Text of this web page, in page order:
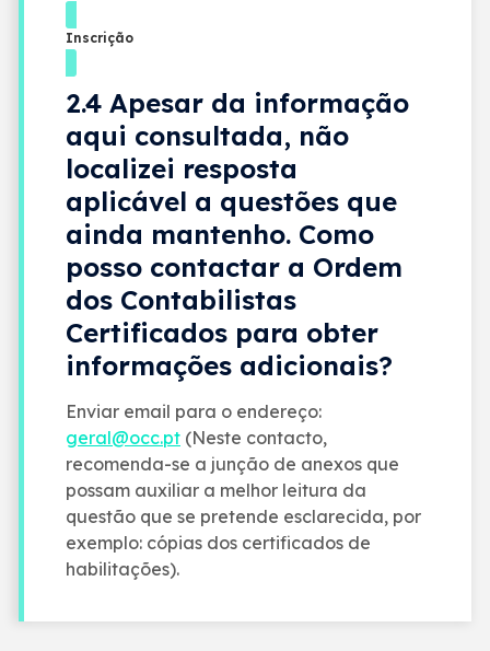
Inscrição
2.4 Apesar da informação
aqui consultada, não
localizei resposta
aplicável a questões que
ainda mantenho. Como
posso contactar a Ordem
dos Contabilistas
Certificados para obter
informações adicionais?
Enviar email para o endereço:
geral@occ.pt (Neste contacto,
recomenda-se a junção de anexos que
possam auxiliar a melhor leitura da
questão que se pretende esclarecida, por
exemplo: cópias dos certificados de
habilitações).